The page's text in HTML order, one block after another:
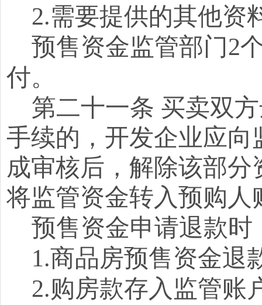
2.需要提供的其他资
预售资金监管部门2
付。
第二十一条 买卖双
手续的，开发企业应
成审核后，解除该部
将监管资金转入预购人
预售资金申请退款时
1.商品房预售资金退
2.购房款存入监管账